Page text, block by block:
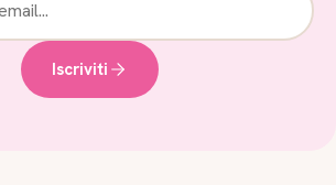
Iscriviti